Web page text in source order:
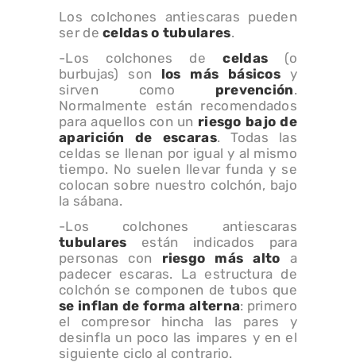
Los colchones antiescaras pueden
ser de celdas o tubulares.
-Los colchones deceldas (o
burbujas) son los más básicos y
sirven como prevención.
Normalmente están recomendados
para aquellos con un riesgo bajo de
aparición de escaras. Todas las
celdas se llenan por igual y al mismo
tiempo. No suelen llevar funda y se
colocan sobre nuestro colchón, bajo
la sábana.
-Los colchones antiescaras
tubulares están indicados para
personas con riesgo más alto a
padecer escaras. La estructura de
colchón se componen de tubos que
se inflan de forma alterna: primero
el compresor hincha las pares y
desinfla un poco las impares y en el
siguiente ciclo al contrario.